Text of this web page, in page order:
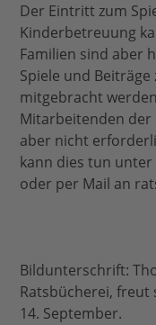
Der Eintritt zum
Kinderbetreuung
Familien sind aber
Spiele und
mitgebracht
Mitarbeitenden der
aber nicht
kann dies tun unter
oder per Mail an
Bildunterschrift:
Ratsbücherei, freut
14. September.